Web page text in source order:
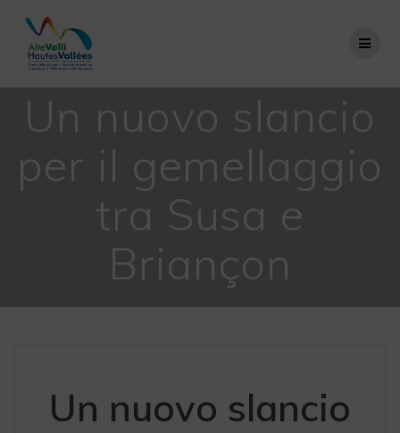
Un nuovo slancio
per il gemellaggio
tra Susa e
Briançon
Un nuovo slancio